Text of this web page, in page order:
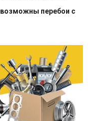
возможны перебои с